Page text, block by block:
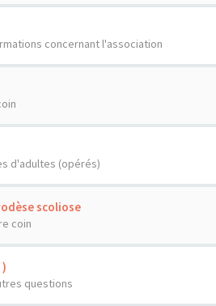
concernant l'association
d'adultes (opérés)
scoliose
coin
questions